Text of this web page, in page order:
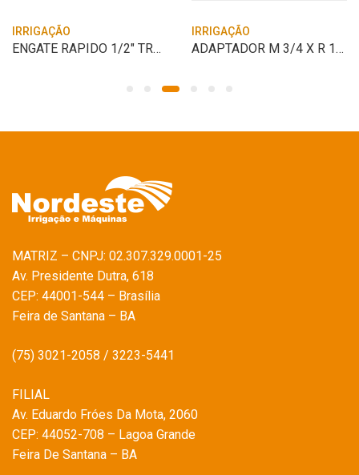
IRRIGAÇÃO
ENGATE RAPIDO 1/2″ TRAMONTINA
IRRIGAÇÃO
ADAPTADOR M 3/4 X R 1/2
MATRIZ – CNPJ: 02.307.329.0001-25
Av. Presidente Dutra, 618
CEP: 44001-544 – Brasília
Feira de Santana – BA
(75) 3021-2058 / 3223-5441
FILIAL
Av. Eduardo Fróes Da Mota, 2060
CEP: 44052-708 – Lagoa Grande
Feira De Santana – BA